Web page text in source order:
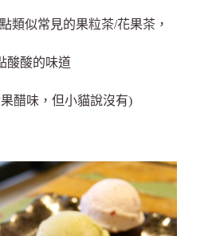
類似常見的果粒茶/花果茶，
酸酸的味道
醋味，但小貓說沒有)